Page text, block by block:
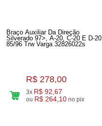
Braço Auxiliar Da Direção
Silverado 97>, A-20, C-20 E D-20
85/96 Trw Varga 32826022s
R$ 278,00
3x R$ 92,67
ou R$ 264,10 no pix